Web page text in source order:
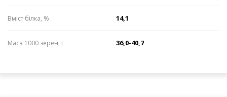
Вміст білка, % 14,1
Маса 1000 зерен, г 36,0-40,7